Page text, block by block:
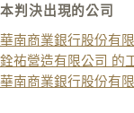
本判決出現的公司
華南商業銀行股份有
銓祐營造有限公司 的
華南商業銀行股份有